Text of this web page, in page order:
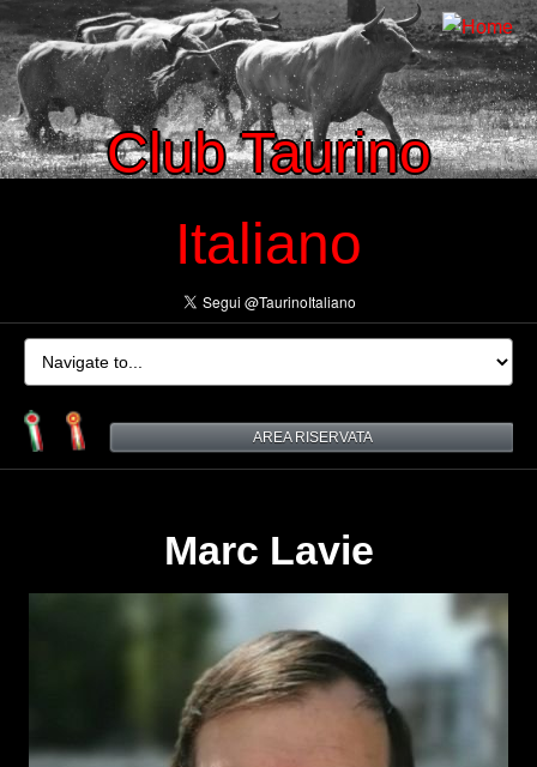
Club Taurino
Italiano
AREA RISERVATA
Marc Lavie